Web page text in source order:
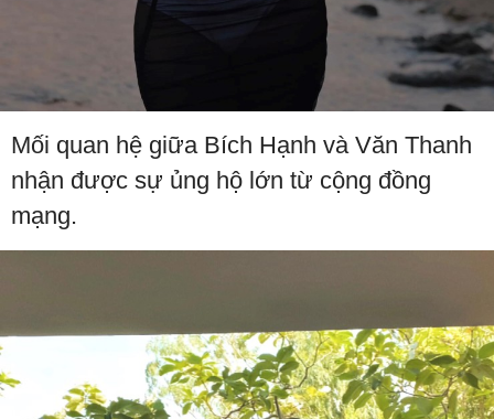
Mối quan hệ giữa Bích Hạnh và Văn Thanh
nhận được sự ủng hộ lớn từ cộng đồng
mạng.